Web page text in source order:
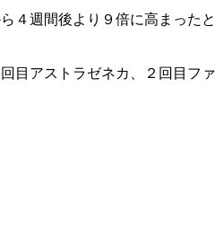
４週間後より９倍に高まった
目アストラゼネカ、２回目ファ